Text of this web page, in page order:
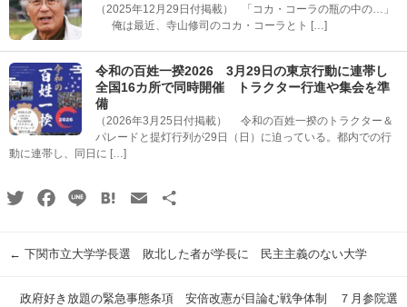
（2025年12月29日付掲載） 「コカ・コーラの瓶の中の…」
俺は最近、寺山修司のコカ・コーラとト […]
令和の百姓一揆2026 3月29日の東京行動に連帯し
全国16カ所で同時開催 トラクター行進や集会を準
備
（2026年3月25日付掲載） 令和の百姓一揆のトラクター＆
パレードと提灯行列が29日（日）に迫っている。都内での行
動に連帯し、同日に […]
TwitterFacebook
Line HatenaEmail
← 下関市立大学学長選 敗北した者が学長に 民主主義のない大学
政府好き放題の緊急事態条項 安倍改憲が目論む戦争体制 ７月参院選